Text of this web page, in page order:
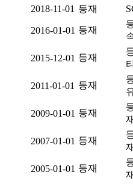
2018-11-01 등재
2016-01-01 등재
2015-12-01 등재
2011-01-01 등재
2009-01-01 등재
2007-01-01 등재
2005-01-01 등재